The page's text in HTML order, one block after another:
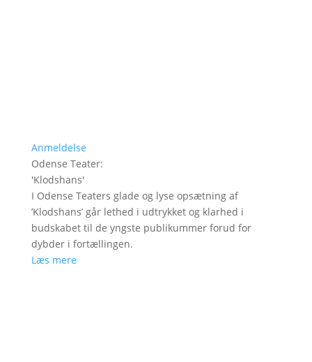
Anmeldelse
Odense Teater:
'Klodshans'
I Odense Teaters glade og lyse opsætning af
’Klodshans’ går lethed i udtrykket og klarhed i
budskabet til de yngste publikummer forud for
dybder i fortællingen.
Læs mere